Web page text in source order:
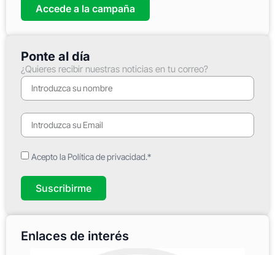
Accede a la campaña
Ponte al día
¿Quieres recibir nuestras noticias en tu correo?
Acepto la Política de privacidad.*
Suscribirme
Enlaces de interés